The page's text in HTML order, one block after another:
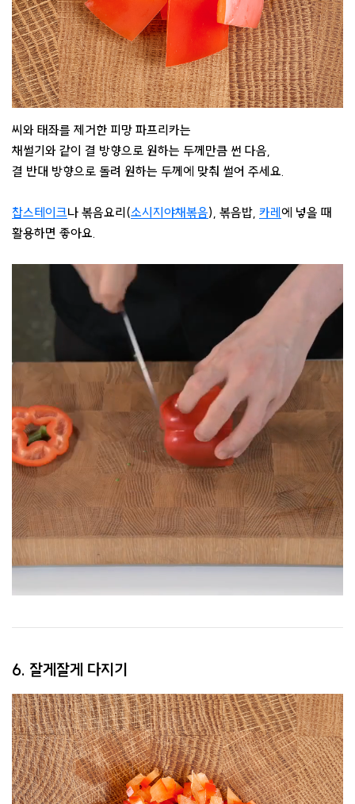
씨와 태좌를 제거한 피망 파프리카는
채썰기와 같이 결 방향으로 원하는 두께만큼 썬 다음,
결 반대 방향으로 돌려 원하는 두께에 맞춰 썰어 주세요.
찹스테이크나 볶음요리(소시지야채볶음), 볶음밥, 카레 에 넣을 때
활용하면 좋아요.
6. 잘게잘게 다지기